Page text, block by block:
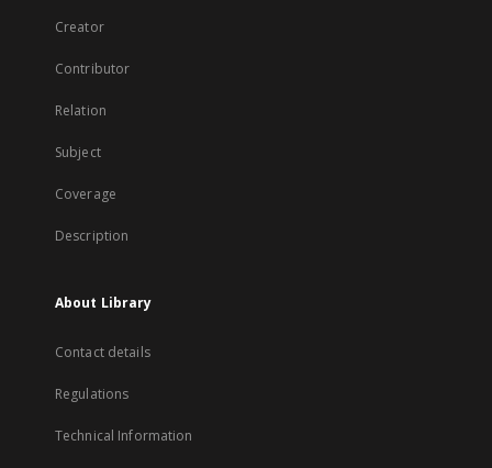
Creator
Contributor
Relation
Subject
Coverage
Description
About Library
Contact details
Regulations
Technical Information